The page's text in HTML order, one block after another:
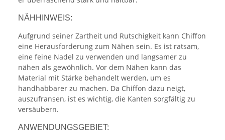
NÄHHINWEIS:
Aufgrund seiner Zartheit und Rutschigkeit kann Chiffon
eine Herausforderung zum Nähen sein. Es ist ratsam,
eine feine Nadel zu verwenden und langsamer zu
nähen als gewöhnlich. Vor dem Nähen kann das
Material mit Stärke behandelt werden, um es
handhabbarer zu machen. Da Chiffon dazu neigt,
auszufransen, ist es wichtig, die Kanten sorgfältig zu
versäubern.
ANWENDUNGSGEBIET: